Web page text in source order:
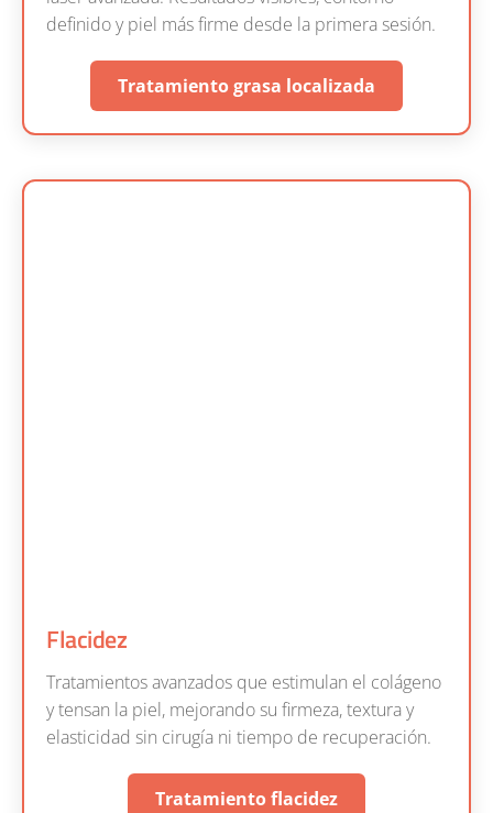
definido y piel más firme desde la primera sesión.
Tratamiento grasa localizada
Flacidez
Tratamientos avanzados que estimulan el colágeno
y tensan la piel, mejorando su firmeza, textura y
elasticidad sin cirugía ni tiempo de recuperación.
Tratamiento flacidez